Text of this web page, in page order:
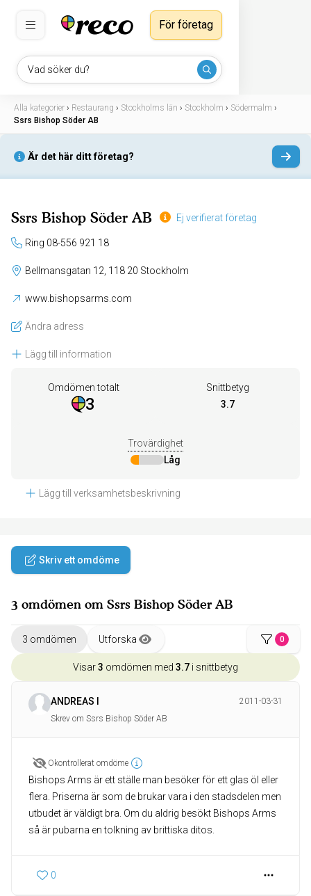
Vad söker du?
För företag
Alla kategorier › Restaurang › Stockholms län › Stockholm › Södermalm ›
Ssrs Bishop Söder AB
Är det här ditt företag?
Ssrs Bishop Söder AB Ej verifierat företag
Ring 08-556 921 18
Bellmansgatan 12, 118 20 Stockholm
www.bishopsarms.com
Ändra adress
Lägg till information
Omdömen totalt
3
Snittbetyg
3.7
Trovärdighet
Låg
Lägg till verksamhetsbeskrivning
Skriv ett omdöme
3 omdömen om Ssrs Bishop Söder AB
3 omdömen Utforska 0
Visar3 omdömen med 3.7 i snittbetyg
ANDREAS I
2011-03-31
Skrev om Ssrs Bishop Söder AB
Okontrollerat omdöme
Bishops Arms är ett ställe man besöker för ett glas öl eller
flera. Priserna är som de brukar vara i den stadsdelen men
utbudet är väldigt bra. Om du aldrig besökt Bishops Arms
så är pubarna en tolkning av brittiska ditos.
0